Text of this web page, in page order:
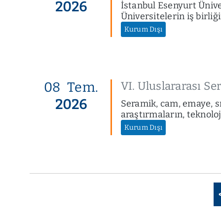
2026
İstanbul Esenyurt
Üniversitelerin iş
Kurum Dışı
08 Tem.
2026
VI. Uluslararası
Seramik, cam, emaye,
araştırmaların,
Kurum Dışı